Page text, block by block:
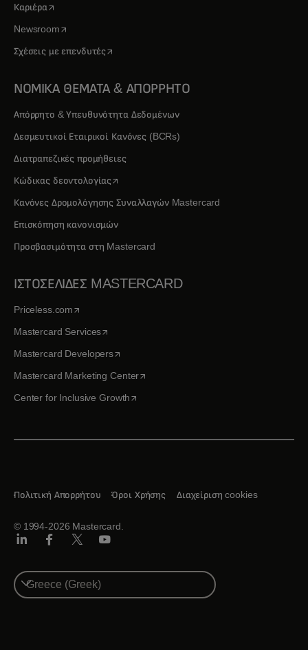
Καριέραopens in a new tab
Newsroomopens in a new tab
Σχέσεις με επενδυτέςopens in a new tab
ΝΟΜΙΚΑ ΘΕΜΑΤΑ & ΑΠΟΡΡΗΤΟ
Απόρρητο & Υπευθυνότητα Δεδομένων
Δεσμευτικοί Εταιρικοί Κανόνες (BCRs)
Διατραπεζικές προμήθειες
Κώδικας δεοντολογίαςopens in a new tab
Κανόνες Δρομολόγησης Συναλλαγών Mastercard
Επισκόπηση κανονισμών
Προσβασιμότητα στη Mastercard
ΙΣΤΟΣΕΛΙΔΕΣ MASTERCARD
Priceless.comopens in a new tab
Mastercard Servicesopens in a new tab
Mastercard Developersopens in a new tab
Mastercard Marketing Centeropens in a new tab
Center for Inclusive Growthopens in a new tab
© 1994-2026 Mastercard.
Πολιτική Απορρήτου Όροι Χρήσης Διαχείριση cookies
Select
a
country